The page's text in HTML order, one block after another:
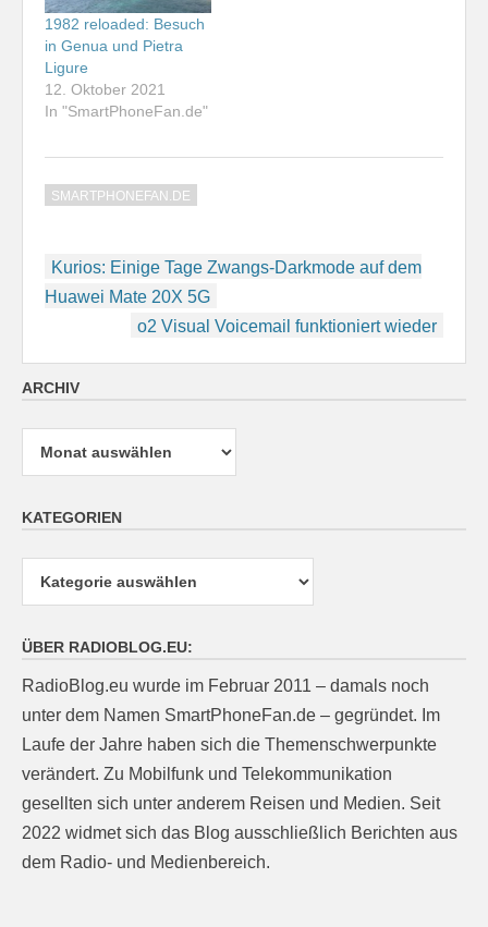
1982 reloaded: Besuch
in Genua und Pietra
Ligure
12. Oktober 2021
In "SmartPhoneFan.de"
SMARTPHONEFAN.DE
Beitragsnavigation
Kurios: Einige Tage Zwangs-Darkmode auf dem
Huawei Mate 20X 5G
o2 Visual Voicemail funktioniert wieder
ARCHIV
Archiv
KATEGORIEN
ÜBER RADIOBLOG.EU:
RadioBlog.eu wurde im Februar 2011 – damals noch
unter dem Namen SmartPhoneFan.de – gegründet. Im
Laufe der Jahre haben sich die Themenschwerpunkte
verändert. Zu Mobilfunk und Telekommunikation
gesellten sich unter anderem Reisen und Medien. Seit
2022 widmet sich das Blog ausschließlich Berichten aus
dem Radio- und Medienbereich.